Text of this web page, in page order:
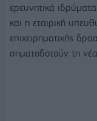
ερευνητικά
και η εταιρική
επιχειρηματικής
σηματοδοτούν τη